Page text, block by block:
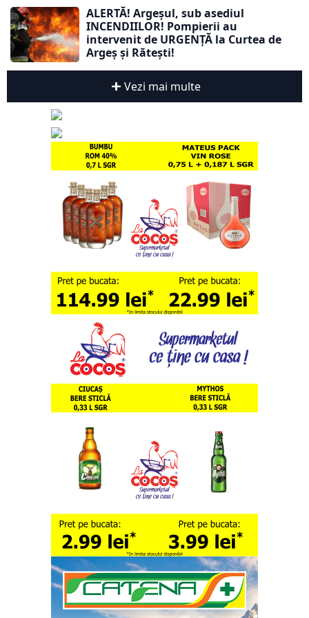
ALERTĂ! Argeșul, sub asediul
INCENDIILOR! Pompierii au
intervenit de URGENȚĂ la Curtea de
Argeș și Rătești!
Vezi mai multe